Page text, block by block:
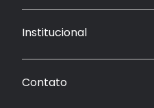
Institucional
Contato